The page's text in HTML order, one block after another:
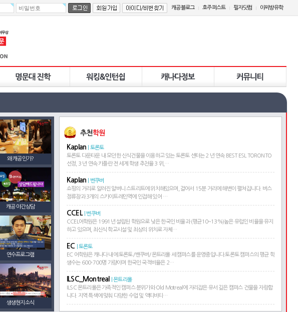
캐공블로그 호주퍼스트 필자닷컴 이찌방유학
왜 캐공인가?
캐공 야간상담
연수프로그램
생생현지소식
Kaplan
| 토론토
토론토 다운타운 내 모던한 신식건물을 이용하고 있는 토론토 센터는 2 년 연속 BEST ESL TORONTO
선정, 3 년 연속 카플란 전 세계 학생 추천율 3 위,…
Kaplan
| 벤쿠버
쇼핑의 거리로 알려진 알버니 스트리트에 위치해있으며, 걸어서 15분 거리에 해변이 펼쳐집니다. 버스
정류장과 3개의 스카이트레인역에 인접해 있어 …
CCEL
| 벤쿠버
CCEL어학원은 1991년 설립된 학원으로 낮은 한국인 비율과 (평균10~13%)높은 유럽인 비율을 유지
하고 있으며, 최신식 학교시설 및 최상의 위치로 자체…
EC
| 토론토
EC 어학원은 캐나다 내에 토론토/밴쿠버/몬트리올 세 캠퍼스를 운영중입니다.토론토 캠퍼스의 평균 학
생수는 600-700명 가량이며 한국인 국적비율은 2…
ILSC_Montreal
| 몬트리올
ILSC 몬트리올은 가족적인 캠퍼스 분위가와 Old Motreal에 자리잡은 유서 깊은 캠퍼스 건물을 자랑합
니다. 지역 특색에 맞춰 다양한 수업 및 액티비티…